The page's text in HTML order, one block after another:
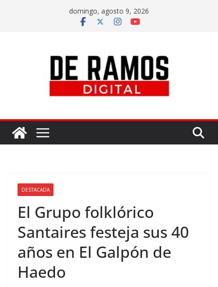
domingo, agosto 9, 2026
DESTACADA
El Grupo folklórico
Santaires festeja sus 40
años en El Galpón de
Haedo